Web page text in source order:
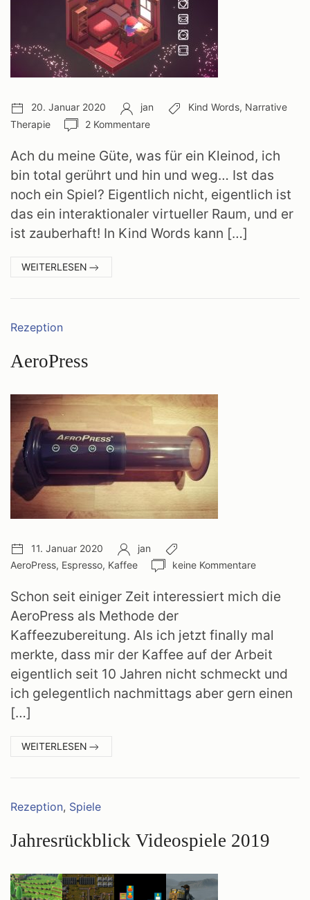
Veröffentlichungsdatum:
20. Januar 2020 Autor:
jan Schlagwörter:
Kind Words, Narrative
Therapie
Anzahl
2 Kommentare
Ach du meine Güte, was für ein Kleinod, ich
bin total gerührt und hin und weg… Ist das
noch ein Spiel? Eigentlich nicht, eigentlich ist
das ein interaktionaler virtueller Raum, und er
ist zauberhaft! In Kind Words kann […]
WEITERLESEN
Kategorien:
Rezeption
AeroPress
Veröffentlichungsdatum:
11. Januar 2020 Autor:
jan
AeroPress, Espresso, Kaffee
Anzahl
keine Kommentare
Schon seit einiger Zeit interessiert mich die
AeroPress als Methode der
Kaffeezubereitung. Als ich jetzt finally mal
merkte, dass mir der Kaffee auf der Arbeit
eigentlich seit 10 Jahren nicht schmeckt und
ich gelegentlich nachmittags aber gern einen
[…]
WEITERLESEN
Kategorien:
Rezeption, Spiele
Jahresrückblick Videospiele 2019